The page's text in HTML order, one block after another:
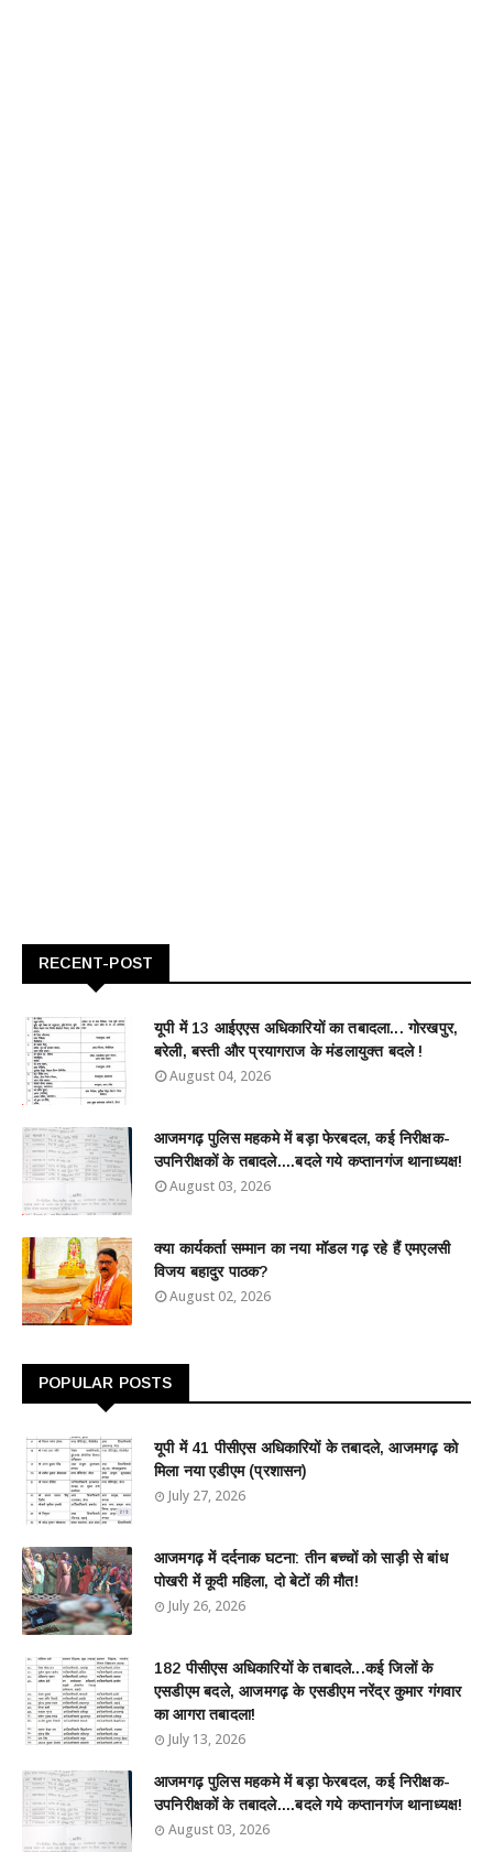
RECENT-POST
यूपी में 13 आईएएस अधिकारियों का तबादला... गोरखपुर,
बरेली, बस्ती और प्रयागराज के मंडलायुक्त बदले !
August 04, 2026
आजमगढ़ पुलिस महकमे में बड़ा फेरबदल, कई निरीक्षक-
उपनिरीक्षकों के तबादले....बदले गये कप्तानगंज थानाध्यक्ष!
August 03, 2026
क्या कार्यकर्ता सम्मान का नया मॉडल गढ़ रहे हैं एमएलसी
विजय बहादुर पाठक?
August 02, 2026
POPULAR POSTS
यूपी में 41 पीसीएस अधिकारियों के तबादले, आजमगढ़ को
मिला नया एडीएम (प्रशासन)
July 27, 2026
आजमगढ़ में दर्दनाक घटना: तीन बच्चों को साड़ी से बांध
पोखरी में कूदी महिला, दो बेटों की मौत!
July 26, 2026
182 पीसीएस अधिकारियों के तबादले...कई जिलों के
एसडीएम बदले, आजमगढ़ के एसडीएम नरेंद्र कुमार गंगवार
का आगरा तबादला!
July 13, 2026
आजमगढ़ पुलिस महकमे में बड़ा फेरबदल, कई निरीक्षक-
उपनिरीक्षकों के तबादले....बदले गये कप्तानगंज थानाध्यक्ष!
August 03, 2026